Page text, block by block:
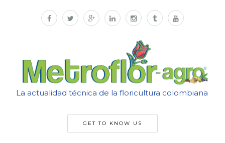
La actualidad técnica de la floricultura colombiana
GET TO KNOW US